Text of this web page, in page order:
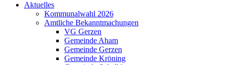
Aktuelles
Kommunalwahl 2026
Amtliche Bekanntmachungen
VG Gerzen
Gemeinde Aham
Gemeinde Gerzen
Gemeinde Kröning